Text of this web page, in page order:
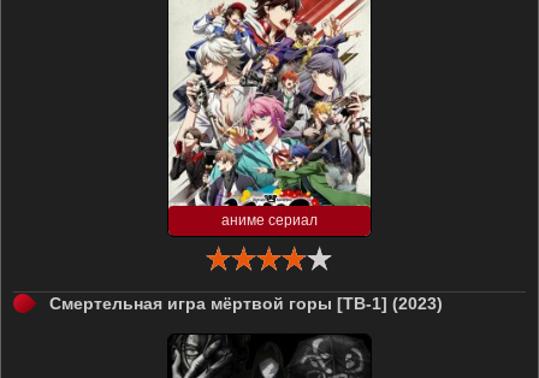
аниме сериал
Смертельная игра мёртвой горы [ТВ-1] (2023)